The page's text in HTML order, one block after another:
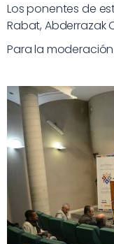
Los ponentes de
Rabat, Abderrazak
Para la